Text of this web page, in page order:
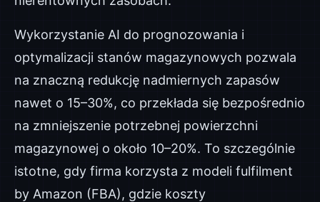
Wykorzystanie AI do prognozowania i
optymalizacji stanów magazynowych pozwala
na znaczną redukcję nadmiernych zapasów
nawet o 15–30%, co przekłada się bezpośrednio
na zmniejszenie potrzebnej powierzchni
magazynowej o około 10–20%. To szczególnie
istotne, gdy firma korzysta z modeli fulfilment
by Amazon (FBA), gdzie koszty